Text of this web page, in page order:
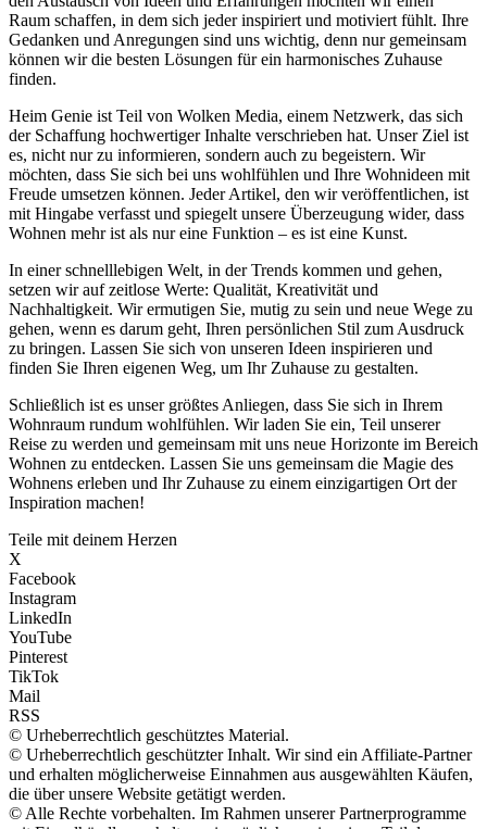
Raum schaffen, in dem sich jeder inspiriert und motiviert fühlt. Ihre
Gedanken und Anregungen sind uns wichtig, denn nur gemeinsam
können wir die besten Lösungen für ein harmonisches Zuhause
finden.
Heim Genie ist Teil von Wolken Media, einem Netzwerk, das sich
der Schaffung hochwertiger Inhalte verschrieben hat. Unser Ziel ist
es, nicht nur zu informieren, sondern auch zu begeistern. Wir
möchten, dass Sie sich bei uns wohlfühlen und Ihre Wohnideen mit
Freude umsetzen können. Jeder Artikel, den wir veröffentlichen, ist
mit Hingabe verfasst und spiegelt unsere Überzeugung wider, dass
Wohnen mehr ist als nur eine Funktion – es ist eine Kunst.
In einer schnelllebigen Welt, in der Trends kommen und gehen,
setzen wir auf zeitlose Werte: Qualität, Kreativität und
Nachhaltigkeit. Wir ermutigen Sie, mutig zu sein und neue Wege zu
gehen, wenn es darum geht, Ihren persönlichen Stil zum Ausdruck
zu bringen. Lassen Sie sich von unseren Ideen inspirieren und
finden Sie Ihren eigenen Weg, um Ihr Zuhause zu gestalten.
Schließlich ist es unser größtes Anliegen, dass Sie sich in Ihrem
Wohnraum rundum wohlfühlen. Wir laden Sie ein, Teil unserer
Reise zu werden und gemeinsam mit uns neue Horizonte im Bereich
Wohnen zu entdecken. Lassen Sie uns gemeinsam die Magie des
Wohnens erleben und Ihr Zuhause zu einem einzigartigen Ort der
Inspiration machen!
Teile mit deinem Herzen
X
Facebook
Instagram
LinkedIn
YouTube
Pinterest
TikTok
Mail
RSS
© Urheberrechtlich geschütztes Material.
© Urheberrechtlich geschützter Inhalt. Wir sind ein Affiliate-Partner
und erhalten möglicherweise Einnahmen aus ausgewählten Käufen,
die über unsere Website getätigt werden.
© Alle Rechte vorbehalten. Im Rahmen unserer Partnerprogramme